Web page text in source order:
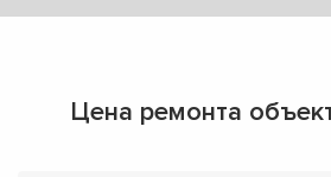
Цена ремонта